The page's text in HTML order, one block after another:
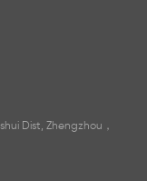
Dist, Zhengzhou，